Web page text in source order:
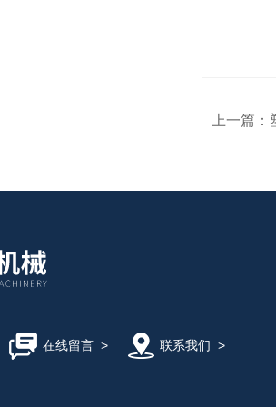
上一篇：
在线留言> 联系我们 >